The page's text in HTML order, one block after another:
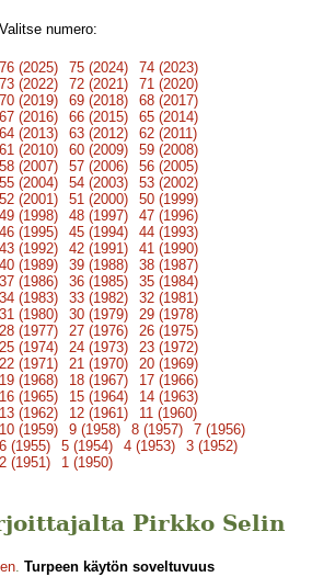
Valitse numero:
76 (2025) 75 (2024)
74 (2023)
73 (2022)
72 (2021)
71 (2020)
70 (2019)
69 (2018)
68 (2017)
67 (2016)
66 (2015)
65 (2014)
64 (2013)
63 (2012)
62 (2011)
61 (2010)
60 (2009)
59 (2008)
58 (2007)
57 (2006)
56 (2005)
55 (2004)
54 (2003)
53 (2002)
52 (2001)
51 (2000)
50 (1999)
49 (1998)
48 (1997)
47 (1996)
46 (1995)
45 (1994)
44 (1993)
43 (1992)
42 (1991)
41 (1990)
40 (1989)
39 (1988)
38 (1987)
37 (1986)
36 (1985)
35 (1984)
34 (1983)
33 (1982)
32 (1981)
31 (1980)
30 (1979)
29 (1978)
28 (1977)
27 (1976)
26 (1975)
25 (1974)
24 (1973)
23 (1972)
22 (1971)
21 (1970)
20 (1969)
19 (1968)
18 (1967)
17 (1966)
16 (1965)
15 (1964)
14 (1963)
13 (1962)
12 (1961)
11 (1960)
10 (1959)
9 (1958) 8 (1957)
7 (1956)
6 (1955)
5 (1954) 4 (1953)
3 (1952)
2 (1951)
1 (1950)
Pirkko Selin
. Turpeen käytön soveltuvuus